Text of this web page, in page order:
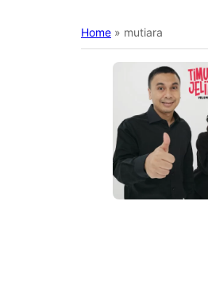
Home » mutiara